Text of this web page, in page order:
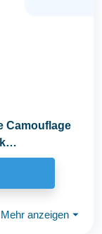
Camouflage
Mehr anzeigen ⏷